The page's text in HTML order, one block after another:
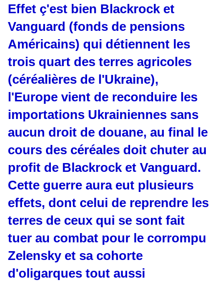
Effet ç'est bien Blackrock et
Vanguard (fonds de pensions
Américains) qui détiennent les
trois quart des terres agricoles
(céréalières de l'Ukraine),
l'Europe vient de reconduire les
importations Ukrainiennes sans
aucun droit de douane, au final le
cours des céréales doit chuter au
profit de Blackrock et Vanguard.
Cette guerre aura eut plusieurs
effets, dont celui de reprendre les
terres de ceux qui se sont fait
tuer au combat pour le corrompu
Zelensky et sa cohorte
d'oligarques tout aussi